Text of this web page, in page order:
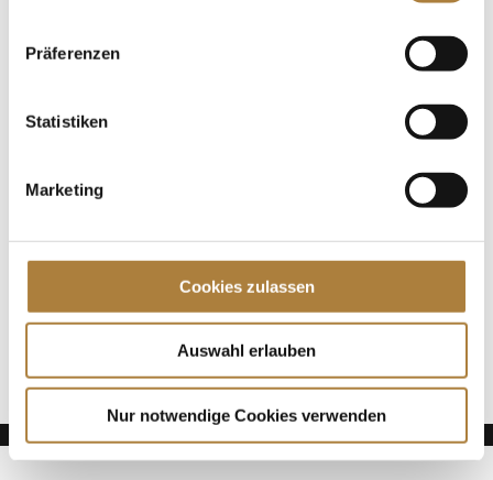
Präferenzen
Statistiken
Marketing
Cookies zulassen
Auswahl erlauben
Nur notwendige Cookies verwenden
Spenden
Aktuelle News
Weltmeister
100. Geburtstag von HGW: Warendorf erinnert an
eine Legende des Pferdesports
Goldenes Reitabzeichen für Carolina Miesner